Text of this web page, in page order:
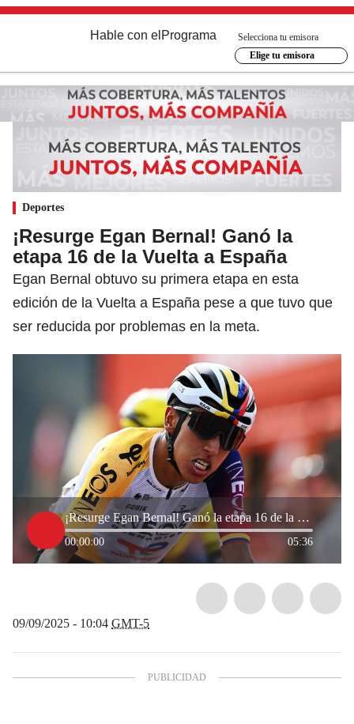
Hable con el Programa
Selecciona tu emisora
Elige tu emisora
Deportes
¡Resurge Egan Bernal! Ganó la
etapa 16 de la Vuelta a España
Egan Bernal obtuvo su primera etapa en esta
edición de la Vuelta a España pese a que tuvo que
ser reducida por problemas en la meta.
¡Resurge Egan Bernal! Ganó la etapa 16 de la Vuelta a España
00:00:00 05:36
09/09/2025 - 10:04 GMT-5